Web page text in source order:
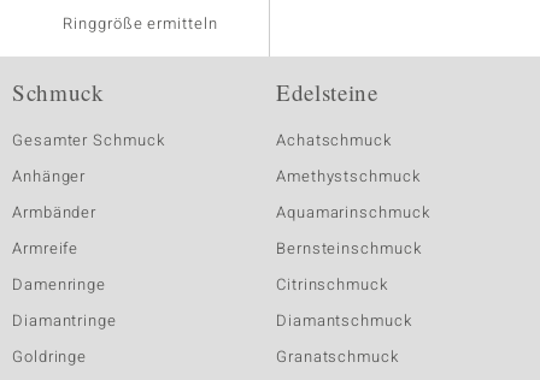
Ringgröße ermitteln
Schmuck
Gesamter Schmuck
Anhänger
Armbänder
Armreife
Damenringe
Diamantringe
Goldringe
Edelsteine
Achatschmuck
Amethystschmuck
Aquamarinschmuck
Bernsteinschmuck
Citrinschmuck
Diamantschmuck
Granatschmuck